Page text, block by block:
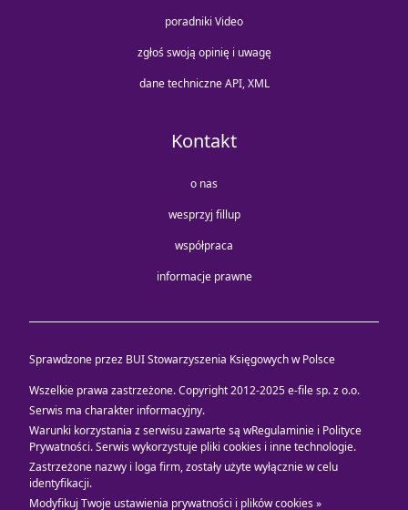
poradniki Video
zgłoś swoją opinię i uwagę
dane techniczne API, XML
Kontakt
o nas
wesprzyj fillup
współpraca
informacje prawne
Sprawdzone przez BUI Stowarzyszenia Księgowych w Polsce
Wszelkie prawa zastrzeżone. Copyright 2012-2025e-file sp. z o.o.
Serwis ma charakter informacyjny.
Warunki korzystania z serwisu zawarte są wRegulaminie i Polityce
Prywatności. Serwis wykorzystuje pliki cookies i inne technologie.
Zastrzeżone nazwy i loga firm, zostały użyte wyłącznie w celu
identyfikacji.
Modyfikuj Twoje ustawienia prywatności i plików cookies »